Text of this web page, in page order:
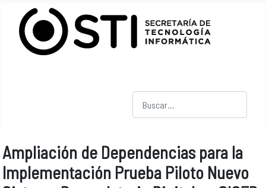
Ampliación de Dependencias para la
Implementación Prueba Piloto Nuevo